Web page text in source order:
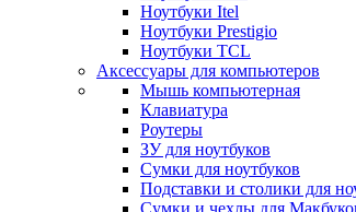
Ноутбуки Itel
Ноутбуки Prestigio
Ноутбуки TCL
Аксессуары для компьютеров
Мышь компьютерная
Клавиатура
Роутеры
ЗУ для ноутбуков
Сумки для ноутбуков
Подставки и столики для
Сумки и чехлы для